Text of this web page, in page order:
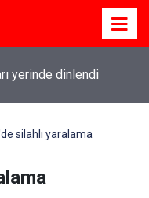
yerinde dinlendi
silahlı yaralama